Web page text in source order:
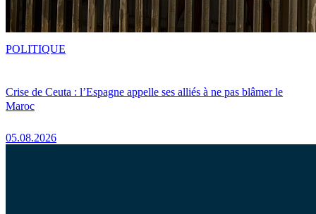
Crise de Ceuta : l’Espagne appelle ses alliés à ne pas blâmer le
Maroc
05.08.2026
POLITIQUE